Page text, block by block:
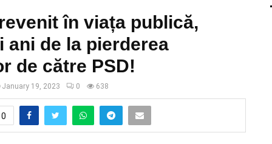
în viața publică,
ani de la pierderea
de către PSD!
January 19, 2023 0 638
0